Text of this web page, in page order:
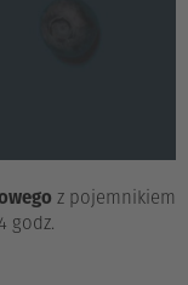
z pojemnikiem
godz.